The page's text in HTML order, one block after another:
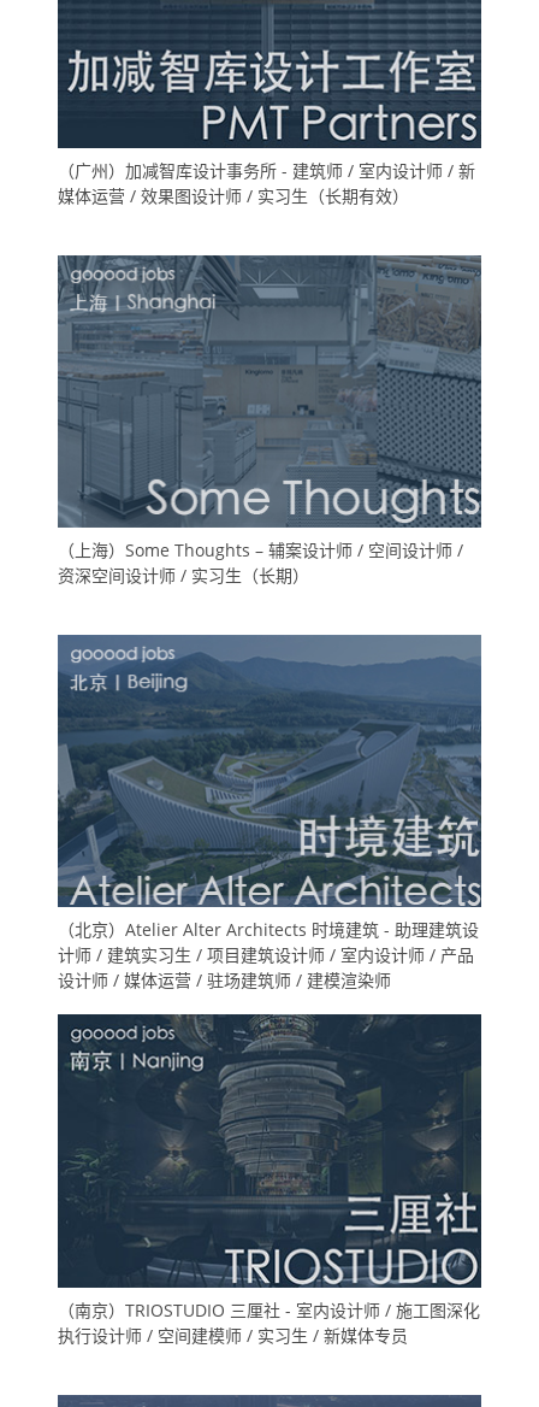
（广州）加减智库设计事务所 - 建筑师 / 室内设计师 / 新
媒体运营 / 效果图设计师 / 实习生（长期有效）
（上海）Some Thoughts – 辅案设计师 / 空间设计师 /
资深空间设计师 / 实习生（长期）
（北京）Atelier Alter Architects 时境建筑 - 助理建筑设
计师 / 建筑实习生 / 项目建筑设计师 / 室内设计师 / 产品
设计师 / 媒体运营 / 驻场建筑师 / 建模渲染师
（南京）TRIOSTUDIO 三厘社 - 室内设计师 / 施工图深化
执行设计师 / 空间建模师 / 实习生 / 新媒体专员